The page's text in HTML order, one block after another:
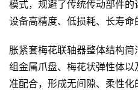
模式，规避了传统传动部件
设备高精度、低损耗、长寿命
胀紧套梅花联轴器整体结构
组金属爪盘、梅花状弹性体
准配合，形成无间隙、柔性